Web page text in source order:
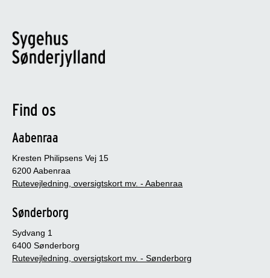
Find os
Aabenraa
Kresten Philipsens Vej 15
6200 Aabenraa
Rutevejledning, oversigtskort mv. - Aabenraa
Sønderborg
Sydvang 1
6400 Sønderborg
Rutevejledning, oversigtskort mv. - Sønderborg